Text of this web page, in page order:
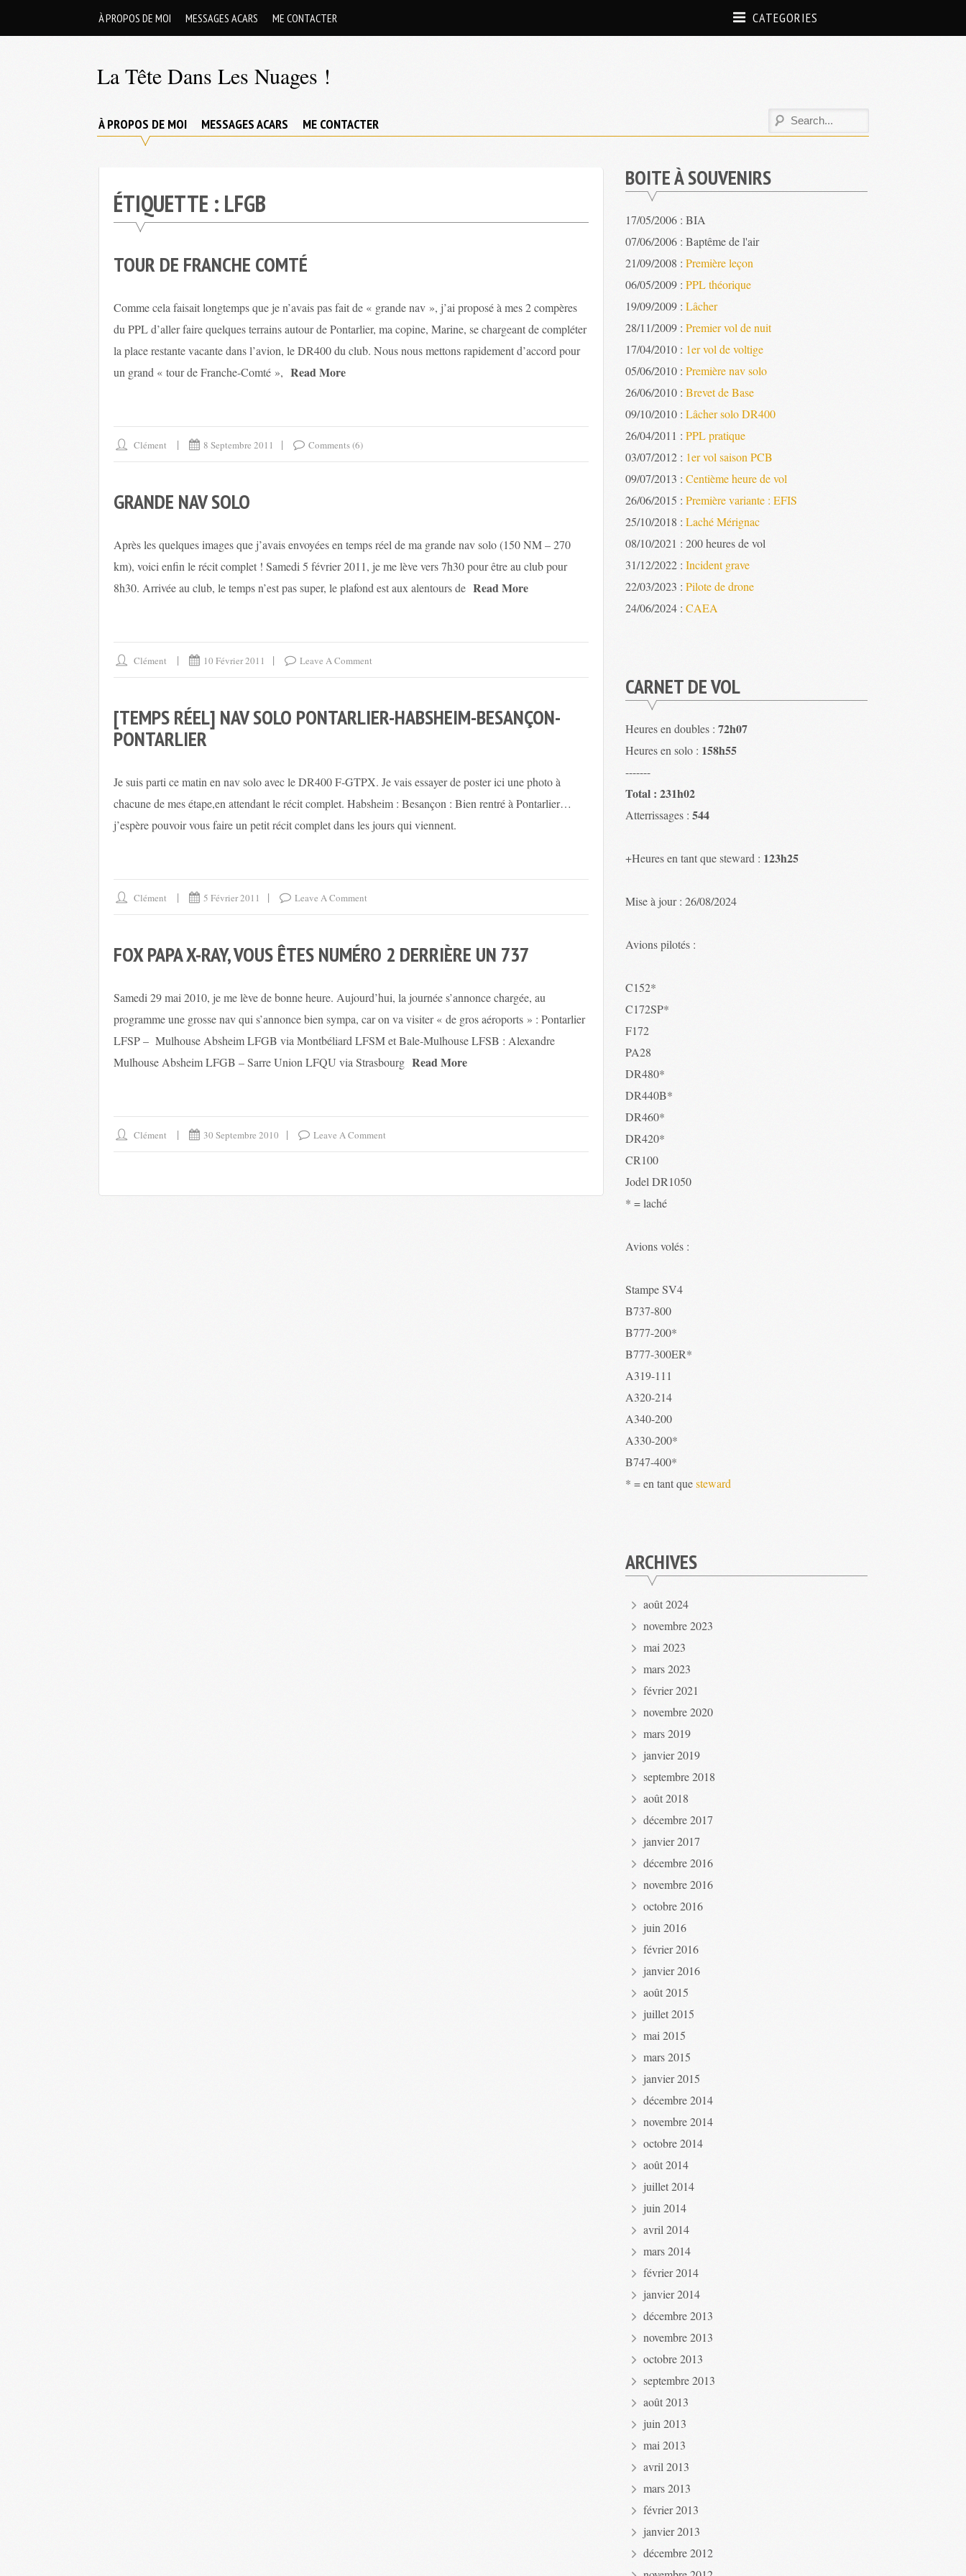
À PROPOS DE MOI MESSAGES ACARS ME CONTACTER CATEGORIES
La Tête Dans Les Nuages !
aventures
privé
À PROPOS DE MOI MESSAGES ACARS ME CONTACTER
ÉTIQUETTE : LFGB
TOUR DE FRANCHE COMTÉ
Comme cela faisait longtemps que je n’avais pas fait de « grande nav », j’ai proposé à mes 2 compères
du PPL d’aller faire quelques terrains autour de Pontarlier, ma copine, Marine, se chargeant de compléter
la place restante vacante dans l’avion, le DR400 du club. Nous nous mettons rapidement d’accord pour
un grand « tour de Franche-Comté », Read More
Clément 8 Septembre 2011 Comments (6)
GRANDE NAV SOLO
Après les quelques images que j’avais envoyées en temps réel de ma grande nav solo (150 NM – 270
km), voici enfin le récit complet ! Samedi 5 février 2011, je me lève vers 7h30 pour être au club pour
8h30. Arrivée au club, le temps n’est pas super, le plafond est aux alentours de Read More
Clément 10 Février 2011 Leave A Comment
[TEMPS RÉEL] NAV SOLO PONTARLIER-HABSHEIM-BESANÇON-
PONTARLIER
Je suis parti ce matin en nav solo avec le DR400 F-GTPX. Je vais essayer de poster ici une photo à
chacune de mes étape,en attendant le récit complet. Habsheim : Besançon : Bien rentré à Pontarlier…
j’espère pouvoir vous faire un petit récit complet dans les jours qui viennent.
Clément 5 Février 2011 Leave A Comment
FOX PAPA X-RAY, VOUS ÊTES NUMÉRO 2 DERRIÈRE UN 737
Samedi 29 mai 2010, je me lève de bonne heure. Aujourd’hui, la journée s’annonce chargée, au
programme une grosse nav qui s’annonce bien sympa, car on va visiter « de gros aéroports » : Pontarlier
LFSP – Mulhouse Absheim LFGB via Montbéliard LFSM et Bale-Mulhouse LFSB : Alexandre
Mulhouse Absheim LFGB – Sarre Union LFQU via Strasbourg Read More
Clément 30 Septembre 2010 Leave A Comment
BOITE À SOUVENIRS
17/05/2006 : BIA
07/06/2006 : Baptême de l'air
21/09/2008 :Première leçon
06/05/2009 :PPL théorique
19/09/2009 :Lâcher
28/11/2009 :Premier vol de nuit
17/04/2010 : 1er vol de voltige
05/06/2010 :Première nav solo
26/06/2010 :Brevet de Base
09/10/2010 :Lâcher solo DR400
26/04/2011 :PPL pratique
03/07/2012 : 1er vol saison PCB
09/07/2013 :Centième heure de vol
26/06/2015 :Première variante : EFIS
25/10/2018 :Laché Mérignac
08/10/2021 : 200 heures de vol
31/12/2022 :Incident grave
22/03/2023 :Pilote de drone
24/06/2024 :CAEA
CARNET DE VOL
Heures en doubles :72h07
Heures en solo : 158h55
-------
Total : 231h02
Atterrissages :544
+Heures en tant que steward : 123h25
Mise à jour : 26/08/2024
Avions pilotés :
C152*
C172SP*
F172
PA28
DR480*
DR440B*
DR460*
DR420*
CR100
Jodel DR1050
* = laché
Avions volés :
Stampe SV4
B737-800
B777-200*
B777-300ER*
A319-111
A320-214
A340-200
A330-200*
B747-400*
* = en tant questeward
ARCHIVES
août 2024
novembre 2023
mai 2023
mars 2023
février 2021
novembre 2020
mars 2019
janvier 2019
septembre 2018
août 2018
décembre 2017
janvier 2017
décembre 2016
novembre 2016
octobre 2016
juin 2016
février 2016
janvier 2016
août 2015
juillet 2015
mai 2015
mars 2015
janvier 2015
décembre 2014
novembre 2014
octobre 2014
août 2014
juillet 2014
juin 2014
avril 2014
mars 2014
février 2014
janvier 2014
décembre 2013
novembre 2013
octobre 2013
septembre 2013
août 2013
juin 2013
mai 2013
avril 2013
mars 2013
février 2013
janvier 2013
décembre 2012